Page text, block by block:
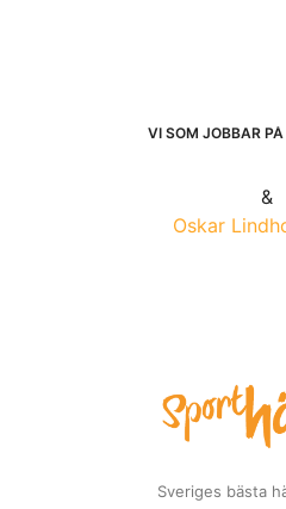
VI SOM JOBBAR
&
Oskar
Sveriges bästa